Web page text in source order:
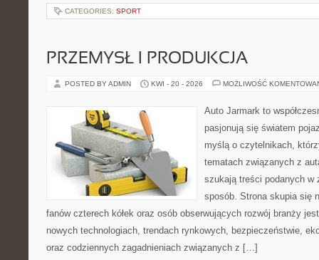
CATEGORIES: SPORT
PRZEMYSŁ I PRODUKCJA
POSTED BY ADMIN KWI - 20 - 2026 MOŻLIWOŚĆ
Auto Jarmark to
pasjonują się światem
myślą o czytelnikach,
tematach związanych z
szukają treści podanych w
sposób. Strona skupia się
fanów czterech kółek oraz osób obserwujących rozwój branży
nowych technologiach, trendach rynkowych, bezpieczeństwie,
oraz codziennych zagadnieniach związanych z […]